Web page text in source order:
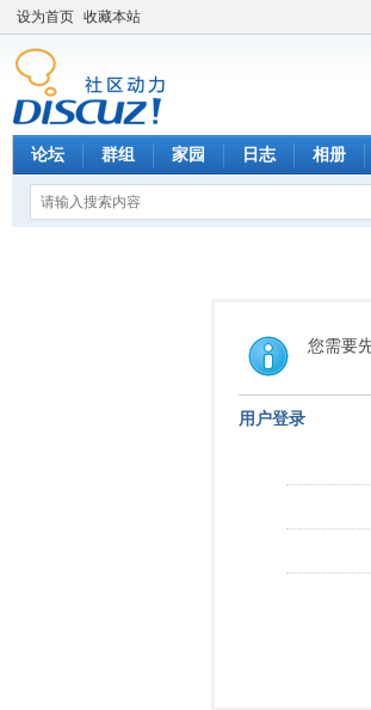
设为首页 收藏本站
论坛 群组 家园 日志 相册
您需要
用户登录